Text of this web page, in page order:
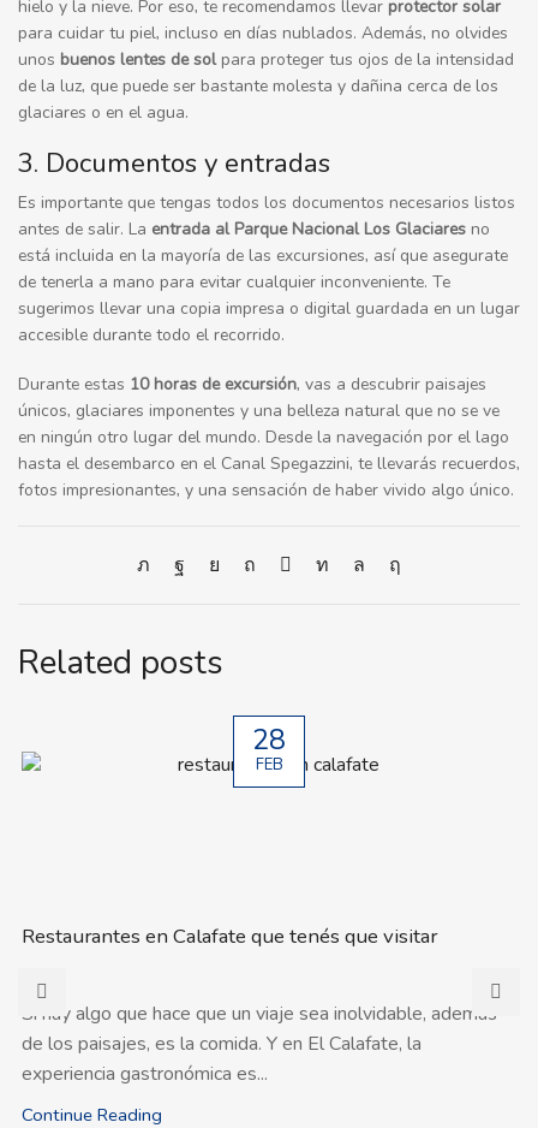
hielo y la nieve. Por eso, te recomendamos llevar protector solar
para cuidar tu piel, incluso en días nublados. Además, no olvides
unos buenos lentes de solpara proteger tus ojos de la intensidad
de la luz, que puede ser bastante molesta y dañina cerca de los
glaciares o en el agua.
3. Documentos y entradas
Es importante que tengas todos los documentos necesarios listos
antes de salir. La entrada al Parque Nacional Los Glaciares no
está incluida en la mayoría de las excursiones, así que asegurate
de tenerla a mano para evitar cualquier inconveniente. Te
sugerimos llevar una copia impresa o digital guardada en un lugar
accesible durante todo el recorrido.
Durante estas 10 horas de excursión, vas a descubrir paisajes
únicos, glaciares imponentes y una belleza natural que no se ve
en ningún otro lugar del mundo. Desde la navegación por el lago
hasta el desembarco en el Canal Spegazzini, te llevarás recuerdos,
fotos impresionantes, y una sensación de haber vivido algo único.
Related posts
28
FEB
Restaurantes en Calafate que tenés que visitar
Si hay algo que hace que un viaje sea inolvidable, además
de los paisajes, es la comida. Y en El Calafate, la
experiencia gastronómica es...
Continue Reading